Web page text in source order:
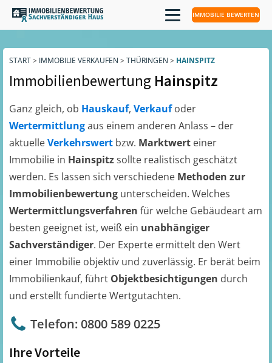
IMMOBILIE BEWERTEN
START> IMMOBILIE VERKAUFEN > THÜRINGEN > HAINSPITZ
Immobilienbewertung Hainspitz
Ganz gleich, ob Hauskauf, Verkaufoder
Wertermittlungaus einem anderen Anlass – der
aktuelleVerkehrswert bzw. Marktwert einer
Immobilie in Hainspitzsollte realistisch geschätzt
werden. Es lassen sich verschiedene Methoden zur
Immobilienbewertung unterscheiden. Welches
Wertermittlungsverfahren für welche Gebäudeart am
besten geeignet ist, weiß ein unabhängiger
Sachverständiger. Der Experte ermittelt den Wert
einer Immobilie objektiv und zuverlässig. Er berät beim
Immobilienkauf, führt Objektbesichtigungen durch
und erstellt fundierte Wertgutachten.
Telefon: 0800 589 0225
Ihre Vorteile